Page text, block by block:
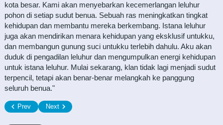
kota besar. Kami akan menyebarkan kecemerlangan leluhur
pohon di setiap sudut benua. Sebuah ras meningkatkan tingkat
kehidupan dan membantu mereka berkembang. Istana leluhur
juga akan mendirikan menara kehidupan yang eksklusif untukku,
dan membangun gunung suci untukku terlebih dahulu. Aku akan
duduk di pengadilan leluhur dan mengumpulkan energi kehidupan
untuk istana leluhur. Mulai sekarang, klan tidak lagi menjadi sudut
terpencil, tetapi akan benar-benar melangkah ke panggung
seluruh benua."
Prev Next